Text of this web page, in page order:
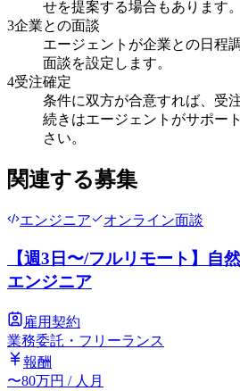
せを提案する場合もあります。
3企業との面談
エージェントが企業との日程
面談を設定します。
4受注確定
条件に双方が合意すれば、受
続きはエージェントがサポー
さい。
関連する募集
エンジニア オンライン面談
【週3日〜/フルリモート】自
エンジニア
雇用契約
業務委託・フリーランス
報酬
〜80万円 / 人月